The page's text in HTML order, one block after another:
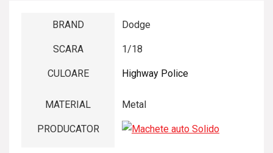
BRAND Dodge
SCARA 1/18
CULOARE Highway Police
MATERIAL Metal
PRODUCATOR